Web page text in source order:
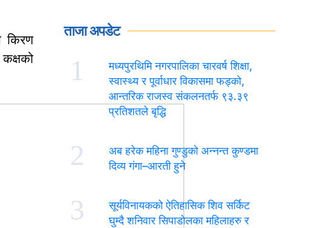
किरण
ताजा अपडेट
1
मध्यपुरथिमि नगरपालिका चारवर्ष शिक्षा,
स्वास्थ्य र पूर्वाधार विकासमा फड्को,
आन्तरिक राजस्व संकलनतर्फ ९३.३९
प्रतिशतले बृद्धि
2
अब हरेक महिना गुण्डुको अन्नन्त कुण्डमा
दिव्य गंगा–आरती हुने
3
सूर्यविनायकको ऐतिहासिक शिव सर्किट
घुम्दै शनिवार सिपाडोलका महिलाहरु र